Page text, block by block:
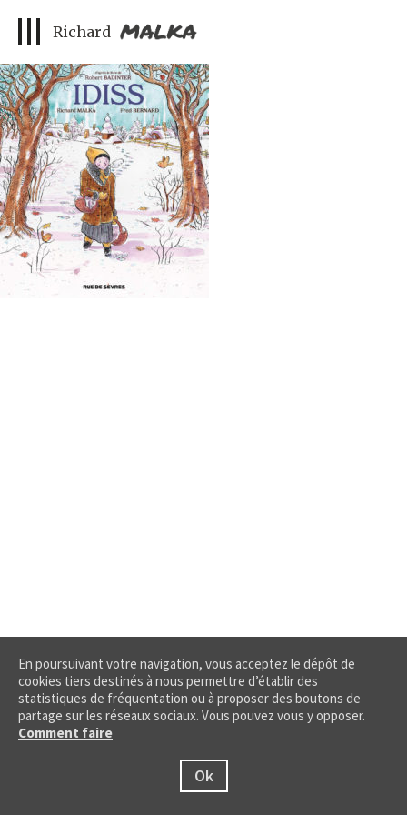
En poursuivant votre navigation, vous acceptez le dépôt de
cookies tiers destinés à nous permettre d’établir des
statistiques de fréquentation ou à proposer des boutons de
partage sur les réseaux sociaux. Vous pouvez vous y opposer.
Comment faire
Ok
Richard